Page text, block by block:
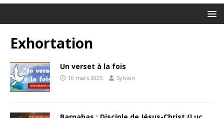
Exhortation
Un verset à la fois
10 mars 2025 Sylvain